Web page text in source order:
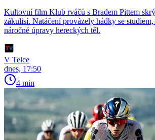
Kultovní film Klub rváčů s Bradem Pittem
zákulisí. Natáčení provázely hádky se
náročné úpravy hereckých těl.
V Telce
dnes, 17:50
4 min